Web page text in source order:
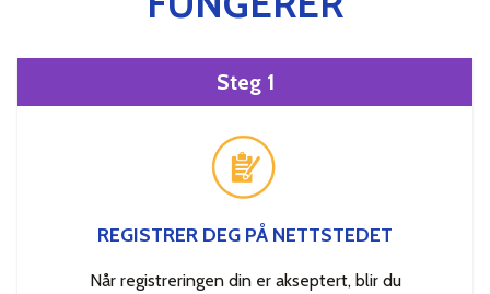
Steg 1
REGISTRER DEG PÅ NETTSTEDET
Når registreringen din er akseptert, blir du